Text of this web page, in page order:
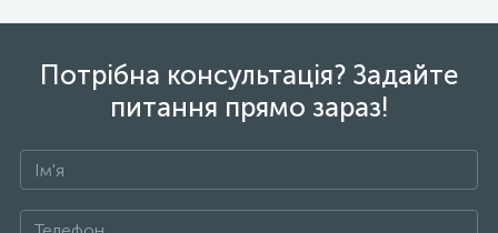
Потрібна консультація? Задайте
питання прямо зараз!